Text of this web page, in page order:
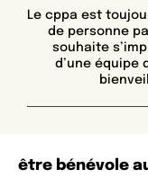
Le cppa est
de personne
souhaite
d’une équipe
être bénévole